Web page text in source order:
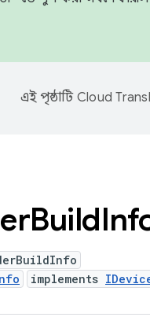
এই পৃষ্ঠাটি Cloud
Build
implements